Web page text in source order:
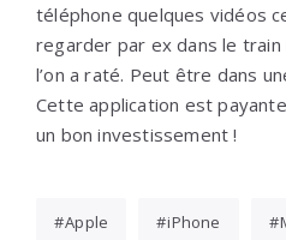
téléphone quelques vidéos
regarder par ex dans le
l’on a raté. Peut être dans
Cette application est
un bon investissement !
Apple iPhone